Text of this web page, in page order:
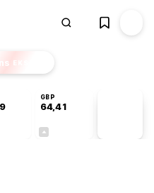
EKSTRA
GBP
64,41